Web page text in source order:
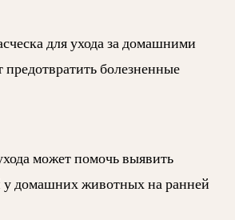
для ухода за домашними
болезненные
может помочь выявить
домашних животных на ранней